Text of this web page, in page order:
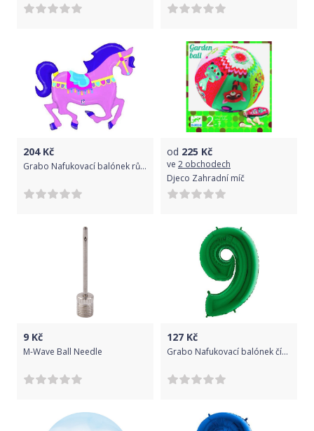
204Kč
Grabo Nafukovací balónek růžový kůň 122 cm -
od 225 Kč
ve 2 obchodech
Djeco Zahradní míč
9 Kč
M-Wave Ball Needle
127 Kč
Grabo Nafukovací balónek číslo 9 zelený 102cm extra velký -